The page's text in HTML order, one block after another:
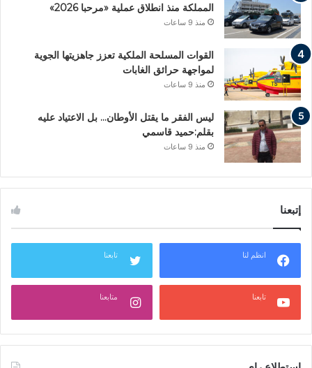
المملكة منذ انطلاق عملية «مرحبا 2026»
منذ 9 ساعات
القوات المسلحة الملكية تعزز جاهزيتها الجوية
لمواجهة حرائق الغابات
منذ 9 ساعات
ليس الفقر ما يقتل الأوطان… بل الاعتياد عليه
بقلم:حميد قاسمي
منذ 9 ساعات
إتبعنا
انظم لنا تابعنا
تابعنا متابعنا